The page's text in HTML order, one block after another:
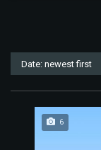
Date: newest first
6